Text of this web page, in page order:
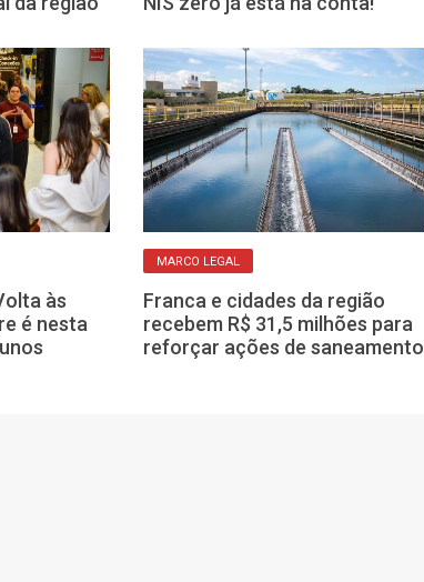
às
é nesta
MARCO LEGAL
Franca e cidades da região
recebem R$ 31,5 milhões para
reforçar ações de saneamento